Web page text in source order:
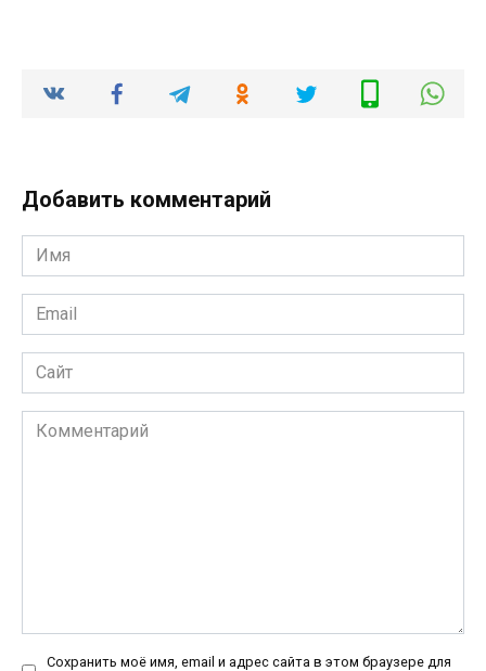
Добавить комментарий
Имя
*
Email
*
Сайт
Комментарий
Сохранить моё имя, email и адрес сайта в этом браузере для